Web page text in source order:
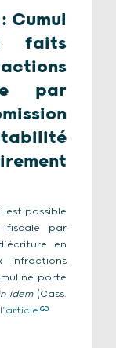
: Cumul
faits
par
est possible
fiscale par
en
infractions
ne porte
idem(Cass.